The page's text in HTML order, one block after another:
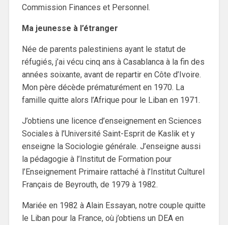
Commission Finances et Personnel.
Ma jeunesse à l’étranger
Née de parents palestiniens ayant le statut de
réfugiés, j’ai vécu cinq ans à Casablanca à la fin des
années soixante, avant de repartir en Côte d’Ivoire.
Mon père décède prématurément en 1970. La
famille quitte alors l’Afrique pour le Liban en 1971.
J’obtiens une licence d’enseignement en Sciences
Sociales à l’Université Saint-Esprit de Kaslik et y
enseigne la Sociologie générale. J’enseigne aussi
la pédagogie à l’Institut de Formation pour
l’Enseignement Primaire rattaché à l’Institut Culturel
Français de Beyrouth, de 1979 à 1982.
Mariée en 1982 à Alain Essayan, notre couple quitte
le Liban pour la France, où j’obtiens un DEA en